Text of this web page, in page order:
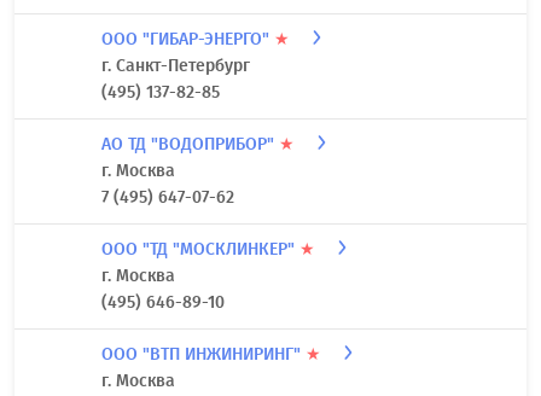
ООО "ГИБАР-ЭНЕРГО" ★
г. Санкт-Петербург
(495) 137-82-85
АО ТД "ВОДОПРИБОР" ★
г. Москва
7 (495) 647-07-62
ООО "ТД "МОСКЛИНКЕР" ★
г. Москва
(495) 646-89-10
ООО "ВТП ИНЖИНИРИНГ" ★
г. Москва